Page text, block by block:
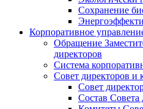
Сохранение
Корпоративное
Обращение
директоров
Система
Совет директоров и
Совет
Состав Совета